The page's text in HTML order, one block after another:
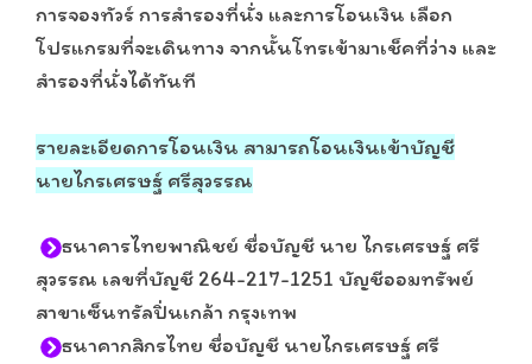
การจองทัวร์ การสำรองที่นั่ง และการโอนเงิน เลือก
โปรแกรมที่จะเดินทาง จากนั้นโทรเข้ามาเช็คที่ว่าง และ
สำรองที่นั่งได้ทันที
รายละเอียดการโอนเงิน สามารถโอนเงินเข้าบัญชี
นายไกรเศรษฐ์ ศรีสุวรรณ
ธนาคารไทยพาณิชย์ ชื่อบัญชี นาย ไกรเศรษฐ์ ศรี
สุวรรณ เลขที่บัญชี 264-217-1251 บัญชีออมทรัพย์
สาขาเซ็นทรัลปิ่นเกล้า กรุงเทพ
ธนาคากสิกรไทย ชื่อบัญชี นายไกรเศรษฐ์ ศรี